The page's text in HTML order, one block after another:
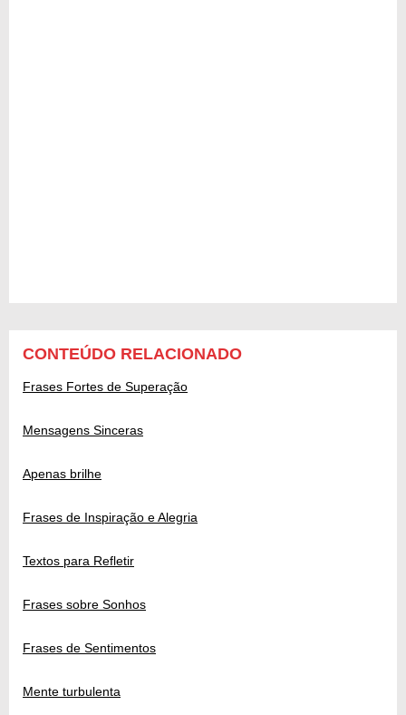
CONTEÚDO RELACIONADO
Frases Fortes de Superação
Mensagens Sinceras
Apenas brilhe
Frases de Inspiração e Alegria
Textos para Refletir
Frases sobre Sonhos
Frases de Sentimentos
Mente turbulenta